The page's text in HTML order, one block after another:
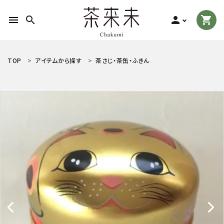
menu search person shopping_cart
search
ACCOUNT MENU
person 新規会員登録
お茶の種類から探す
食品から探す
ティーグッズから探す
TOP アイテムから探す 茶さじ・茶缶・ふきん